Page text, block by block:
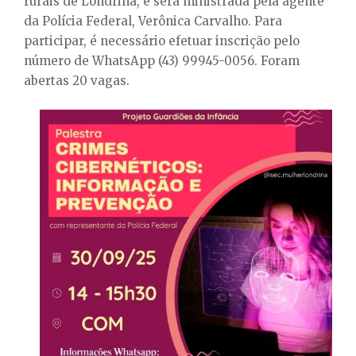
da Polícia Federal, Verônica Carvalho. Para
participar, é necessário efetuar inscrição pelo
número de WhatsApp (43) 99945-0056. Foram
abertas 20 vagas.